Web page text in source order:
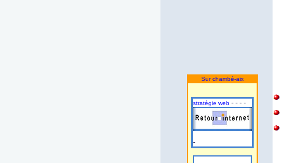
Sur chambé-aix
stratégie web - - - -
-